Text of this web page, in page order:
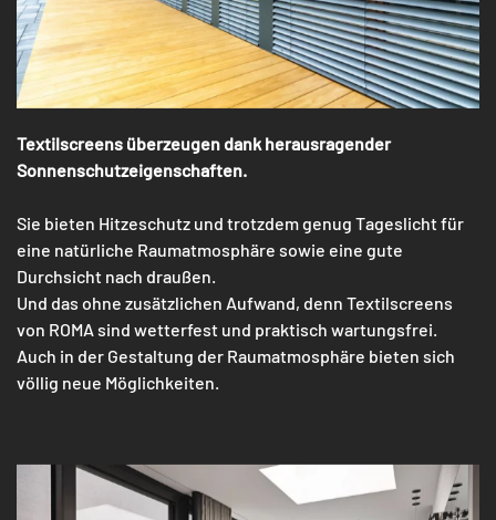
Textilscreens überzeugen dank herausragender
Sonnenschutzeigenschaften.
Sie bieten Hitzeschutz und trotzdem genug Tageslicht für
eine natürliche Raumatmosphäre sowie eine gute
Durchsicht nach draußen.
Und das ohne zusätzlichen Aufwand, denn Textilscreens
von ROMA sind wetterfest und praktisch wartungsfrei.
Auch in der Gestaltung der Raumatmosphäre bieten sich
völlig neue Möglichkeiten.